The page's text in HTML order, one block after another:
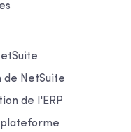
de NetSuite
de l'ERP